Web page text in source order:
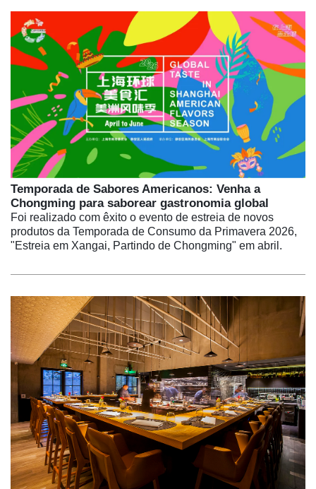
Temporada de Sabores Americanos: Venha a
Chongming para saborear gastronomia global
Foi realizado com êxito o evento de estreia de novos
produtos da Temporada de Consumo da Primavera 2026,
"Estreia em Xangai, Partindo de Chongming" em abril.